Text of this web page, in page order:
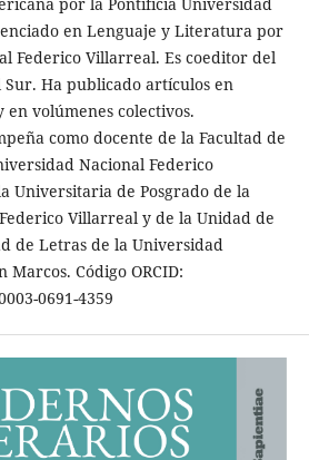
en Lenguaje y Literatura por
Federico Villarreal. Es coeditor del
Ha publicado artículos en
volúmenes colectivos.
como docente de la Facultad de
Nacional Federico
Universitaria de Posgrado de la
Villarreal y de la Unidad de
de Letras de la Universidad
Código ORCID:
0691-4359